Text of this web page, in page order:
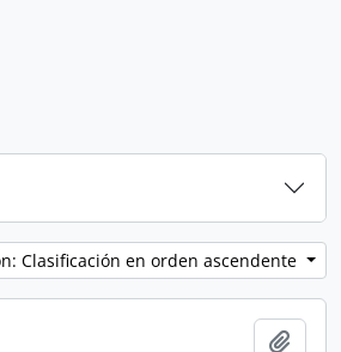
Clasificación en orden ascendente